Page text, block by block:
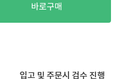
바로구매
입고 및 주문시 검수 진행